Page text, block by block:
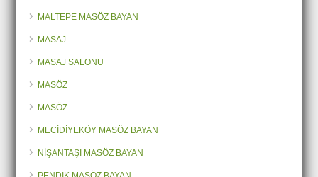
MALTEPE MASÖZ BAYAN
MASAJ
MASAJ SALONU
MASÖZ
MASÖZ
MECİDİYEKÖY MASÖZ BAYAN
NİŞANTAŞI MASÖZ BAYAN